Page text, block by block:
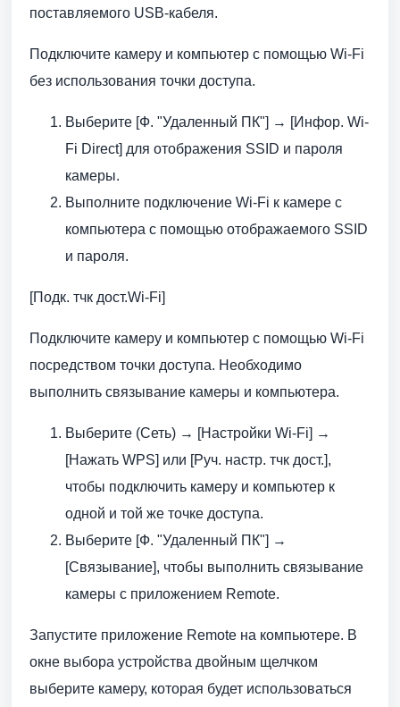
поставляемого USB-кабеля.
Подключите камеру и компьютер с помощью Wi-Fi
без использования точки доступа.
Выберите [Ф. "Удаленный ПК"] → [Инфор. Wi-
Fi Direct] для отображения SSID и пароля
камеры.
Выполните подключение Wi-Fi к камере с
компьютера с помощью отображаемого SSID
и пароля.
[Подк. тчк дост.Wi-Fi]
Подключите камеру и компьютер с помощью Wi-Fi
посредством точки доступа. Необходимо
выполнить связывание камеры и компьютера.
Выберите (Сеть) → [Настройки Wi-Fi] →
[Нажать WPS] или [Руч. настр. тчк дост.],
чтобы подключить камеру и компьютер к
одной и той же точке доступа.
Выберите [Ф. "Удаленный ПК"] →
[Связывание], чтобы выполнить связывание
камеры с приложением Remote.
Запустите приложение Remote на компьютере. В
окне выбора устройства двойным щелчком
выберите камеру, которая будет использоваться